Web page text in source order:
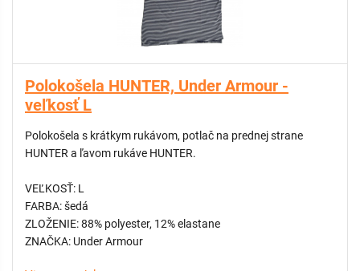
Polokošela HUNTER, Under Armour -
veľkosť L
Polokošela s krátkym rukávom, potlač na prednej strane
HUNTER a ľavom rukáve HUNTER.
VEĽKOSŤ: L
FARBA: šedá
ZLOŽENIE: 88% polyester, 12% elastane
ZNAČKA: Under Armour